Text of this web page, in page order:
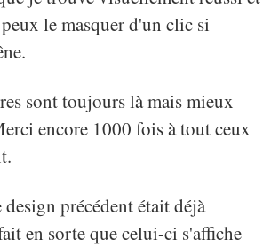
le masquer d'un clic si
sont toujours là mais mieux
encore 1000 fois à tout ceux
précédent était déjà
en sorte que celui-ci s'affiche